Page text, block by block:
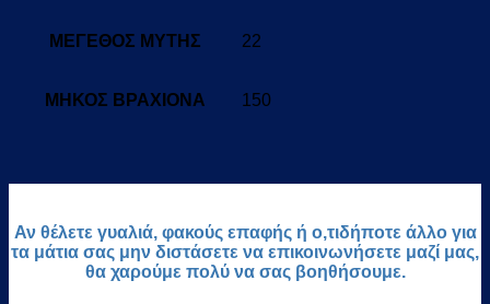
ΜΕΓΕΘΟΣ ΜΥΤΗΣ 22
ΜΗΚΟΣ ΒΡΑΧΙΟΝΑ 150
Αν θέλετε γυαλιά, φακούς επαφής ή ο,τιδήποτε άλλο για
τα μάτια σας μην διστάσετε να επικοινωνήσετε μαζί μας,
θα χαρούμε πολύ να σας βοηθήσουμε.